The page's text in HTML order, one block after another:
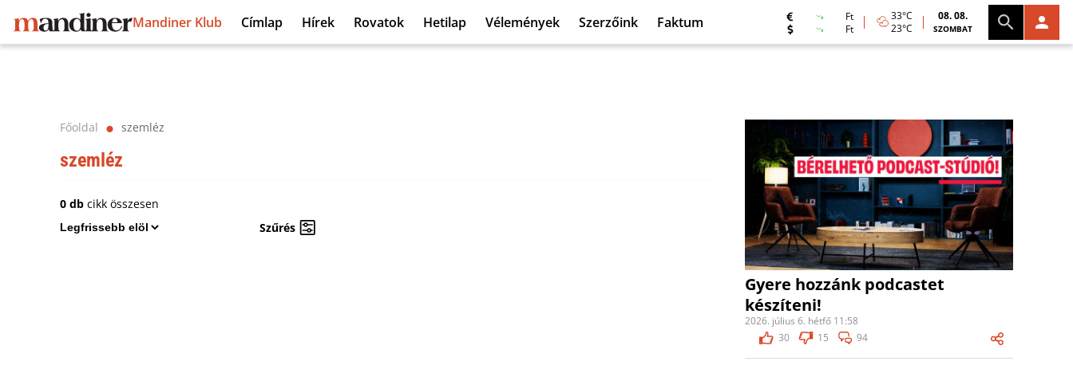
Mandiner Klub Címlap Hírek Rovatok Hetilap Vélemények Szerzőink Faktum
Ft
Ft
33°C
23°C
08. 08.
SZOMBAT
Főoldal ⬤ szemléz
szemléz
0 db cikk összesen
Szűrés
Gyere hozzánk podcastet
készíteni!
2026. július 6. hétfő 11:58
30
15 94